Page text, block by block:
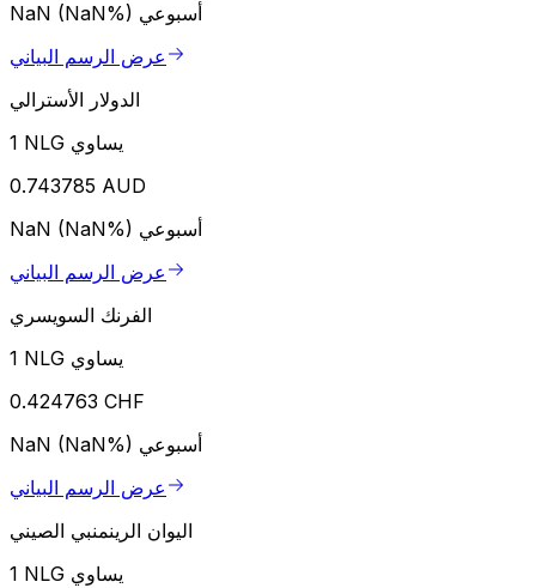
NaN (NaN%) أسبوعي
عرض الرسم البياني
الدولار الأسترالي
1 NLG يساوي
0.743785 AUD
NaN (NaN%) أسبوعي
عرض الرسم البياني
الفرنك السويسري
1 NLG يساوي
0.424763 CHF
NaN (NaN%) أسبوعي
عرض الرسم البياني
اليوان الرينمنبي الصيني
1 NLG يساوي